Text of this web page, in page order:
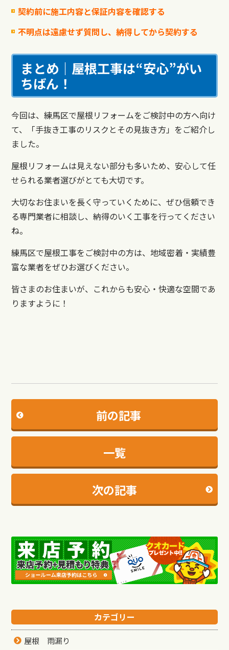
契約前に施工内容と保証内容を確認する
不明点は遠慮せず質問し、納得してから契約する
まとめ｜屋根工事は“安心”がい
ちばん！
今回は、練馬区で屋根リフォームをご検討中の方へ向け
て、「手抜き工事のリスクとその見抜き方」をご紹介し
ました。
屋根リフォームは見えない部分も多いため、安心して任
せられる業者選びがとても大切です。
大切なお住まいを長く守っていくために、ぜひ信頼でき
る専門業者に相談し、納得のいく工事を行ってください
ね。
練馬区で屋根工事をご検討中の方は、地域密着・実績豊
富な業者をぜひお選びください。
皆さまのお住まいが、これからも安心・快適な空間であ
りますように！
前の記事
一覧
次の記事
カテゴリー
屋根 雨漏り